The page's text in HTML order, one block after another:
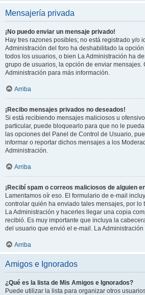
Mensajería privada
¡No puedo enviar un mensaje privado!
Hay tres razones posibles; no está registrado y/o
Administración del foro ha deshabilitado la
todos los usuarios, o bien La Administración ha
grupo de usuarios, la opción de enviar mensajes.
Administración para más información.
Arriba
¡Recibo mensajes privados no deseados!
Si está recibiendo mensajes maliciosos u
particular, puede bloquearlo para que no le
las opciones del Panel de Control de Usuario,
informar o reportar dichos mensajes a los
Administración.
Arriba
¡Recibí spam o correos maliciosos de alguien
Lamentamos oír eso. El formulario de e-mail
controlar quién ha enviado tales mensajes, por lo
La Administración y hacerles llegar una copia
recibió. Es muy importante que incluya la
del usuario que envió el e-mail. La
Arriba
Amigos e Ignorados
¿Qué es la lista de Mis Amigos e Ignorados?
Puede utilizar la lista para organizar otros